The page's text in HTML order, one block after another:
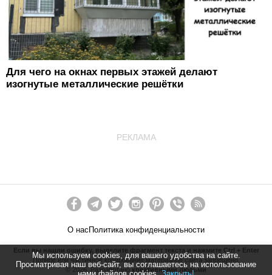
Мы используем cookies, для вашего удобства на сайте.
Просматривая наш веб-сайт, вы соглашаетесь на использование
Для чего на окнах первых этажей делают
изогнутые металлические решётки
РЕКЛАМА
О насПолитика конфиденциальности
Если вы нашли ошибку, выделите фрагмент текста и нажмите Ctrl + Enter
Полное или частичное копирование материалов сайта запрещено.
©2026 . Разработанокреативными людьми